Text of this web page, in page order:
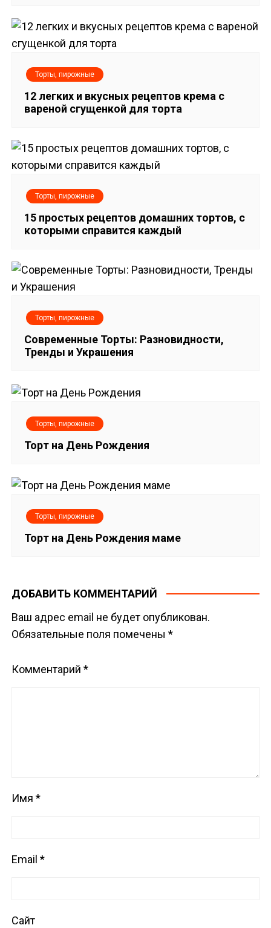
з
а
я
м
Торты, пирожные
12 легких и вкусных рецептов крема с
вареной сгущенкой для торта
Торты, пирожные
15 простых рецептов домашних тортов, с
которыми справится каждый
Торты, пирожные
Современные Торты: Разновидности,
Тренды и Украшения
Торты, пирожные
Торт на День Рождения
Торты, пирожные
Торт на День Рождения маме
ДОБАВИТЬ КОММЕНТАРИЙ
Ваш адрес email не будет опубликован.
Обязательные поля помечены*
Комментарий*
Имя*
Email*
Сайт